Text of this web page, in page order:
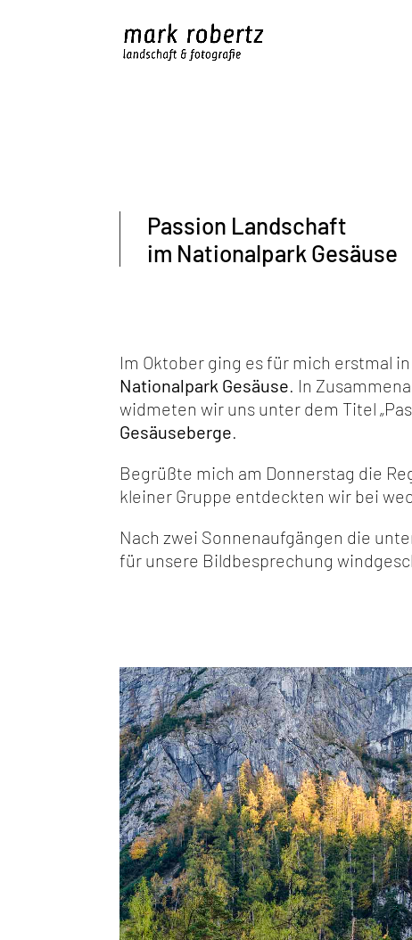
Passion Landschaft
im Nationalpark Gesäuse
Im Oktober ging es für mich erstmal
Nationalpark Gesäuse . In
widmeten wir uns unter dem Titel
Gesäuseberge
Begrüßte mich am Donnerstag die
kleiner Gruppe entdeckten wir bei
Nach zwei Sonnenaufgängen die
für unsere Bildbesprechung